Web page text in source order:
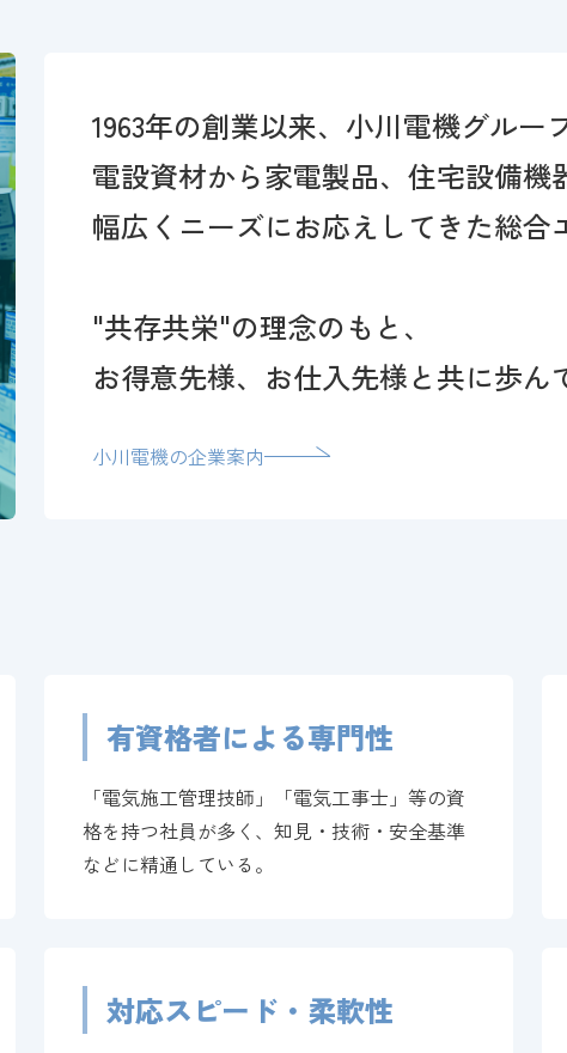
1963年の創業以来、小川電機グルー
電設資材から家電製品、住宅設備機
幅広くニーズにお応えしてきた総合
"共存共栄"の理念のもと、
お得意先様、お仕入先様と共に歩ん
小川電機の企業案内
有資格者による専門性
「電気施工管理技師」「電気工事士」等の資
格を持つ社員が多く、知見・技術・安全基準
などに精通している。
対応スピード・柔軟性